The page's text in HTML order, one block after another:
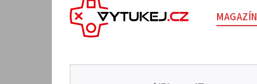
MAGAZÍN